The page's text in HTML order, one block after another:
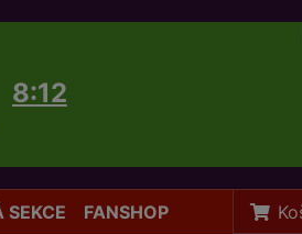
8:12
SEKCE FANSHOP